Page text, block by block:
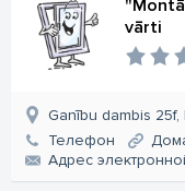
vārti
Ganību dambis 25f,
Телефон
Aдрес